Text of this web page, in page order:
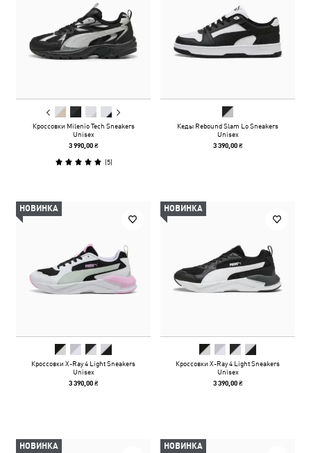
Кроссовки Milenio Tech Sneakers
Unisex
3 990,00 ₴
(5)
Кеды Rebound Slam Lo Sneakers
Unisex
3 390,00 ₴
НОВИНКА
Кроссовки X-Ray 4 Light Sneakers
Unisex
3 390,00 ₴
НОВИНКА
Кроссовки X-Ray 4 Light Sneakers
Unisex
3 390,00 ₴
НОВИНКА НОВИНКА